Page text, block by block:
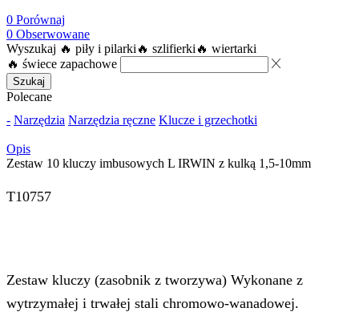
0 Porównaj
0 Obserwowane
Wyszukaj 🔥 piły i pilarki 🔥 szlifierki 🔥 wiertarki
🔥 świece zapachowe
Szukaj
Polecane
- Narzędzia Narzędzia ręczne Klucze i grzechotki
Opis
Zestaw 10 kluczy imbusowych L IRWIN z kulką 1,5-10mm
T10757
Zestaw kluczy (zasobnik z tworzywa) Wykonane z
wytrzymałej i trwałej stali chromowo-wanadowej.